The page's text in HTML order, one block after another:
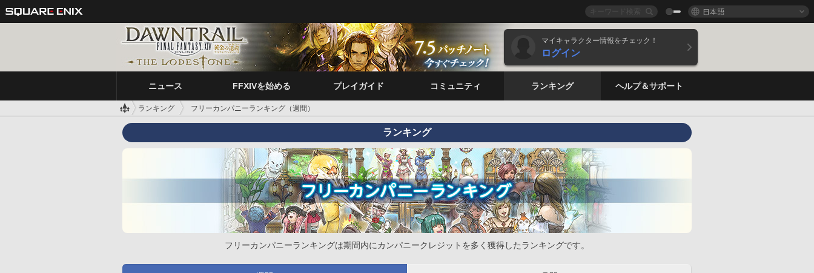
日本語
マイキャラクター情報をチェック！
ログイン
ニュース FFXIVを始める プレイガイド コミュニティ ランキング ヘルプ＆サポート
ランキング フリーカンパニーランキング（週間）
ランキング
フリーカンパニーランキングは期間内にカンパニークレジットを多く獲得したランキングです。